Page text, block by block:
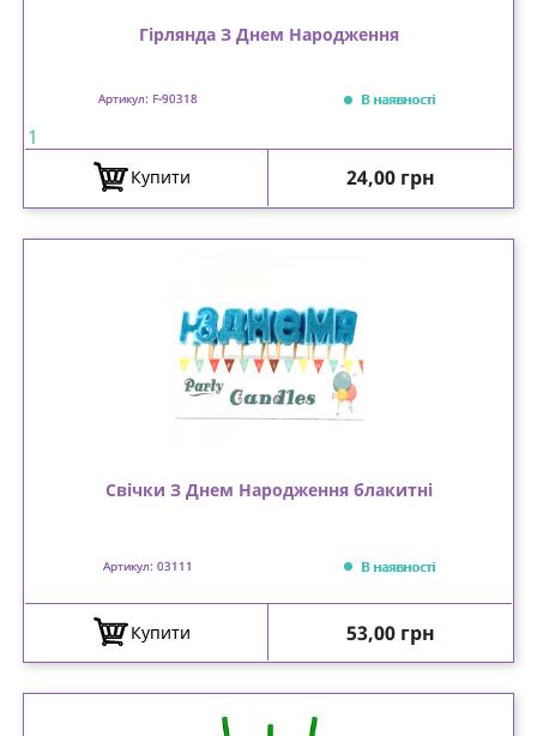
Гірлянда З Днем Народження
Артикул: F-90318 В наявності
1
Купити Ціна
24,00 грн
Свічки З Днем Народження блакитні
Артикул: 03111 В наявності
Купити Ціна
53,00 грн